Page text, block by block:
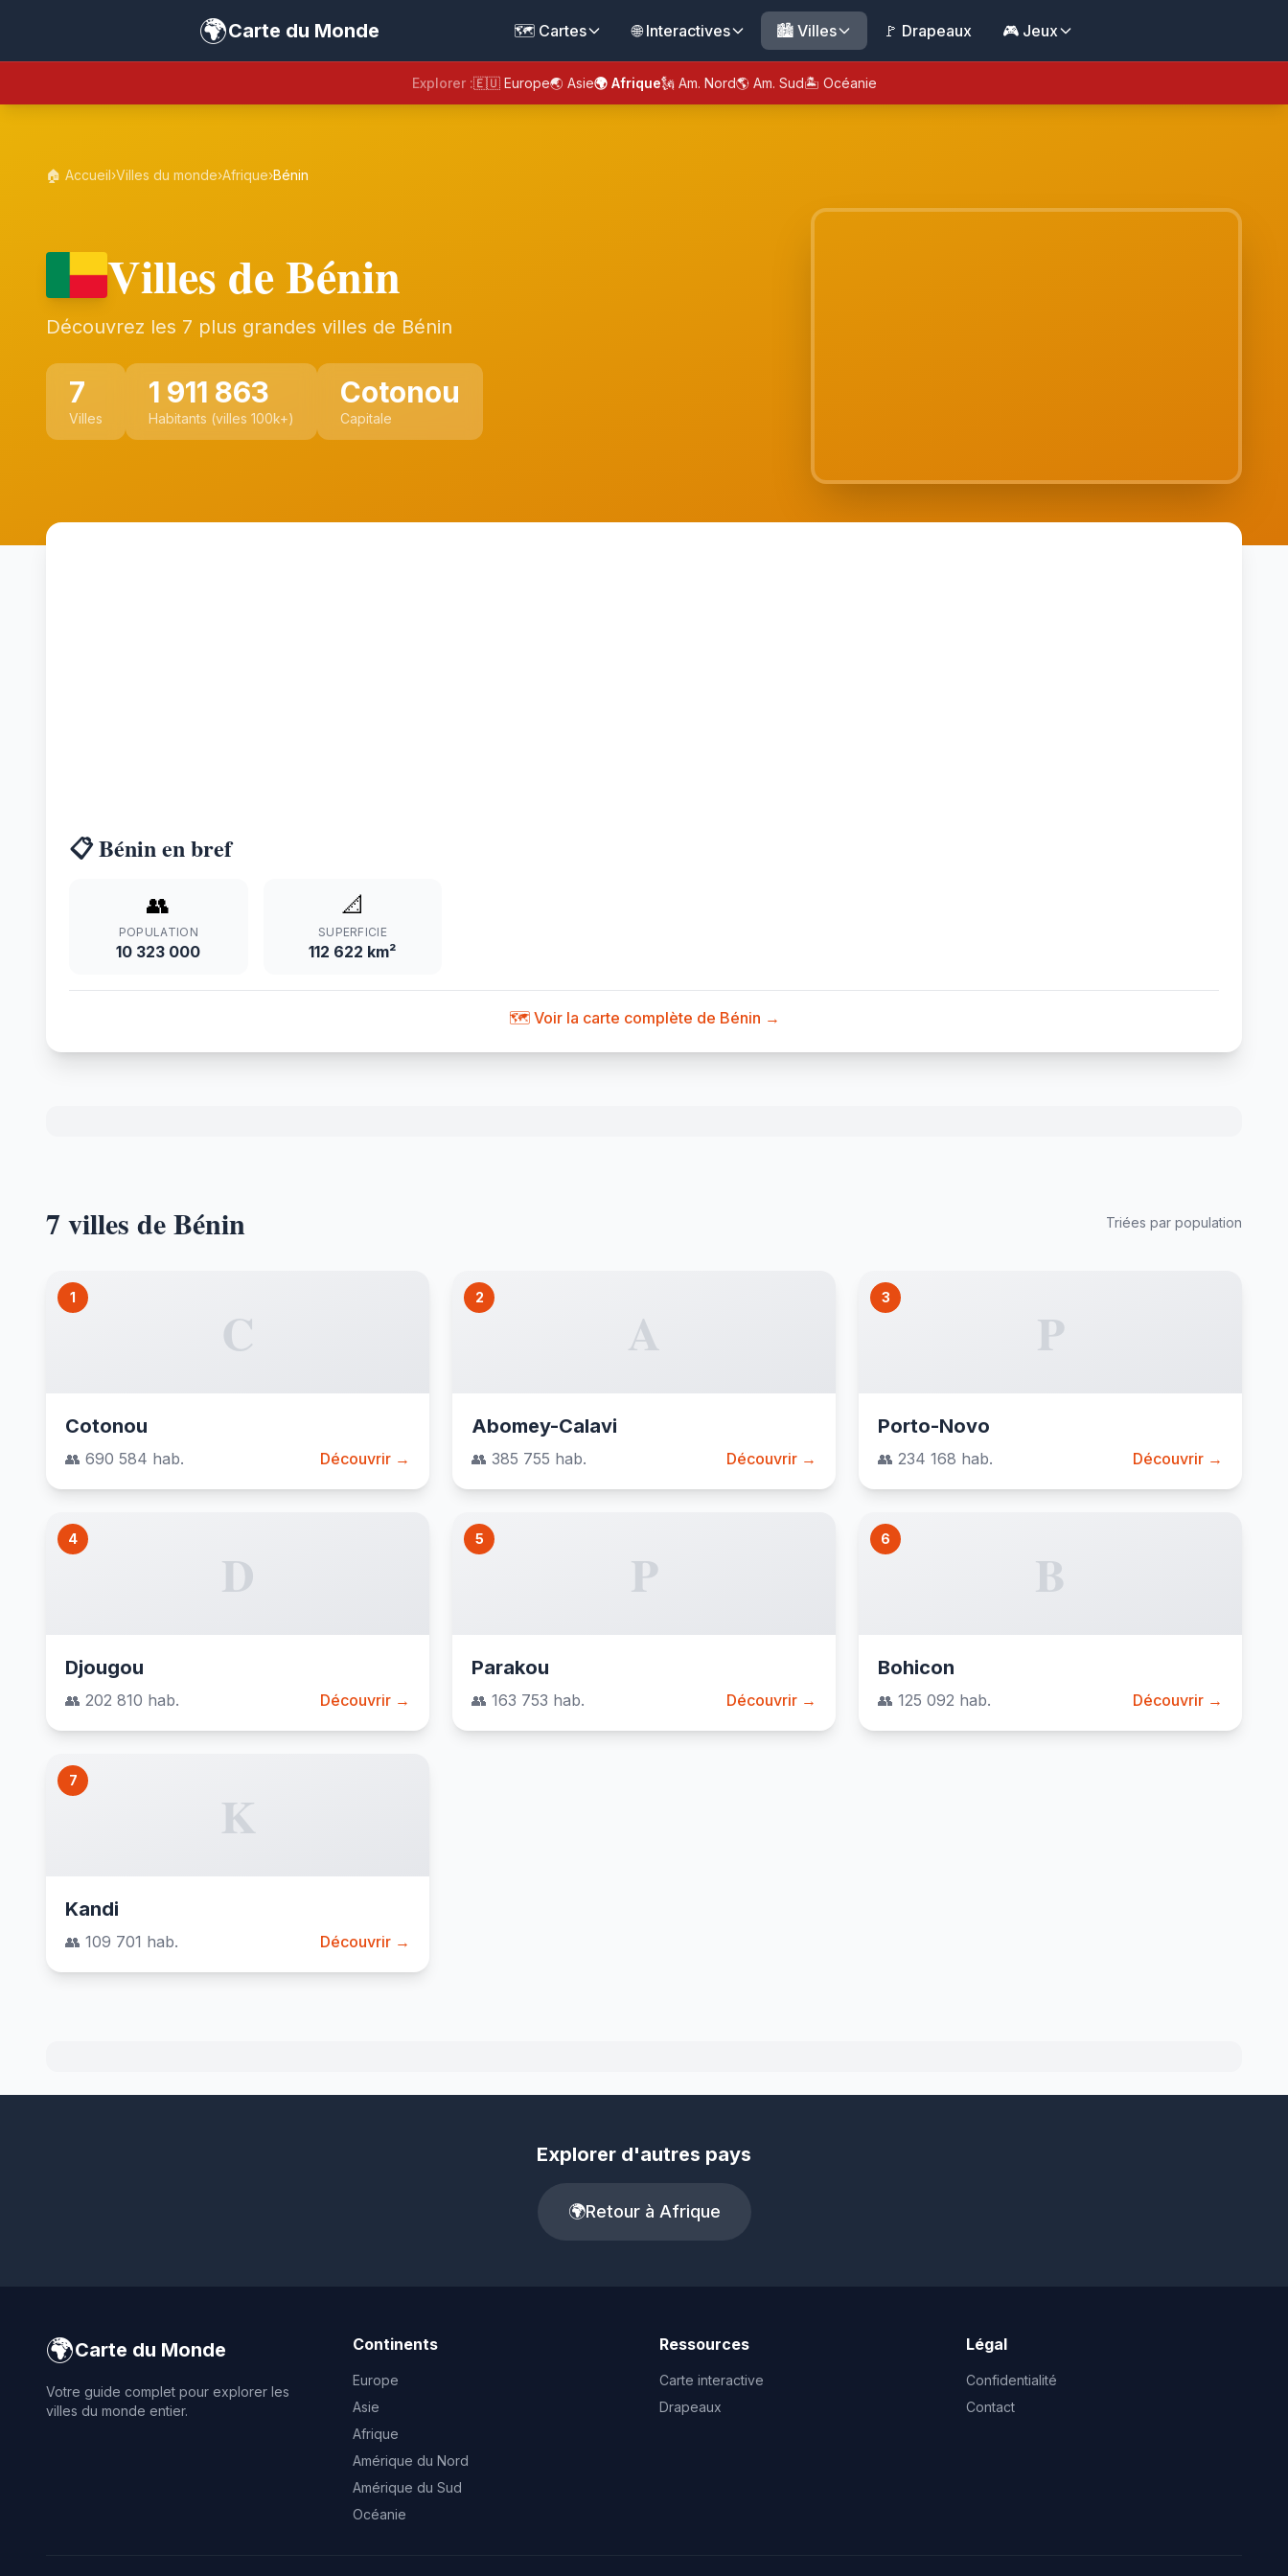
🌍Carte du Monde 🗺️ Cartes 🌐 Interactives 🏙️ Villes 🚩 Drapeaux 🎮 Jeux
Explorer :🇪🇺 Europe🌏 Asie🌍 Afrique🗽 Am. Nord🌎 Am. Sud🏝️ Océanie
🏠 Accueil›Villes du monde›Afrique›Bénin
Villes de Bénin
Découvrez les 7 plus grandes villes de Bénin
7
Villes
1 911 863
Habitants (villes 100k+)
Cotonou
Capitale
📋 Bénin en bref
👥
POPULATION
10 323 000
📐
SUPERFICIE
112 622 km²
🗺️ Voir la carte complète de Bénin →
7 villes de Bénin Triées par population
1
C
Cotonou
👥 690 584 hab. Découvrir →
2
A
Abomey-Calavi
👥 385 755 hab. Découvrir →
3
P
Porto-Novo
👥 234 168 hab. Découvrir →
4
D
Djougou
👥 202 810 hab. Découvrir →
5
P
Parakou
👥 163 753 hab. Découvrir →
6
B
Bohicon
👥 125 092 hab. Découvrir →
7
K
Kandi
👥 109 701 hab. Découvrir →
Explorer d'autres pays
🌍Retour à Afrique
🌍Carte du Monde
Votre guide complet pour explorer les
villes du monde entier.
Continents
Europe
Asie
Afrique
Amérique du Nord
Amérique du Sud
Océanie
Ressources
Carte interactive
Drapeaux
Légal
Confidentialité
Contact